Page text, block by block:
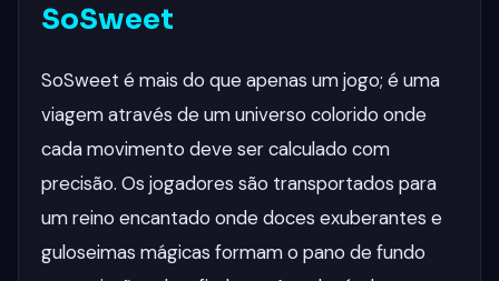
SoSweet
SoSweet é mais do que apenas um jogo; é uma
viagem através de um universo colorido onde
cada movimento deve ser calculado com
precisão. Os jogadores são transportados para
um reino encantado onde doces exuberantes e
guloseimas mágicas formam o pano de fundo